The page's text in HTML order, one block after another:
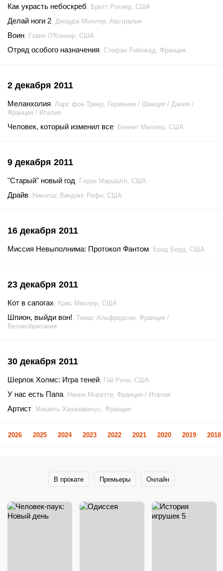
Как украсть небоскреб, Бретт Рэтнер, США
Делай ноги 2, Джордж Миллер, Австралия
Воин, Гэвин О'Коннор, США
Отряд особого назначения, Стефан Рибожад, Франция
2 декабря 2011
Меланхолия, Ларс фон Триер, Германия / Швеция / Дания /
Франция / Италия
Человек, который изменил все, Беннет Миллер, США
9 декабря 2011
"Старый" новый год, Гэрри Маршалл, США
Драйв, Николас Виндинг Рефн, США
16 декабря 2011
Миссия Невыполнима: Протокол Фантом, Брэд Берд, США
23 декабря 2011
Кот в сапогах, Крис Миллер, США
Шпион, выйди вон!, Томас Альфредсон, Франция /
Великобритания
30 декабря 2011
Шерлок Холмс: Игра теней, Гай Ричи, США
У нас есть Папа, Нанни Моретти, Франция / Италия
Артист, Мишель Хазанавичус, Франция
2026 2025 2024 2023 2022 2021 2020 2019 2018
В прокате Премьеры Онлайн